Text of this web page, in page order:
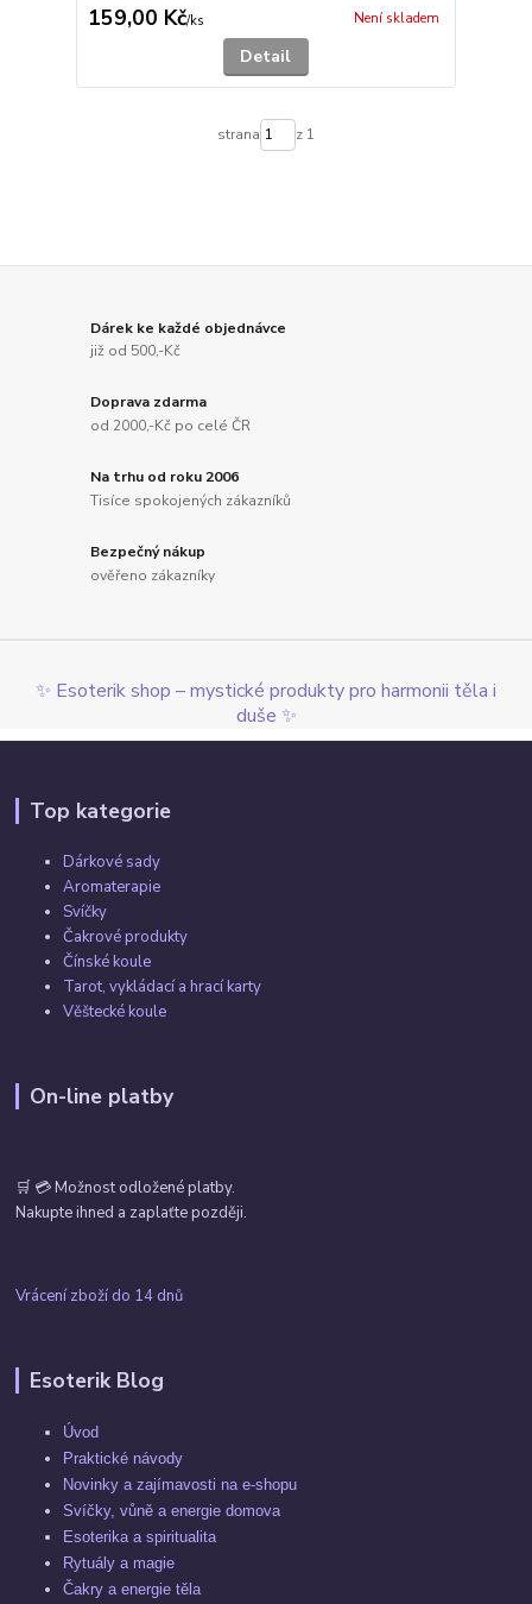
159,00 Kč/ks Není skladem
Detail
strana z 1
Dárek ke každé objednávce
již od 500,-Kč
Doprava zdarma
od 2000,-Kč po celé ČR
Na trhu od roku 2006
Tisíce spokojených zákazníků
Bezpečný nákup
ověřeno zákazníky
✨ Esoterik shop – mystické produkty pro harmonii těla i
duše ✨
Top kategorie
Dárkové sady
Aromaterapie
Svíčky
Čakrové produkty
Čínské koule
Tarot, vykládací a hrací karty
Věštecké koule
On-line platby
🛒 💳 Možnost odložené platby.
Nakupte ihned a zaplaťte později.
Vrácení zboží do 14 dnů
Esoterik Blog
Úvod
Praktické návody
Novinky a zajímavosti na e-shopu
Svíčky, vůně a energie domova
Esoterika a spiritualita
Rytuály a magie
Čakry a energie těla